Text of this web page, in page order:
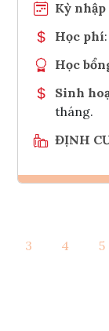
Kỳ nhập
Học phí:
Học
Sinh
tháng.
ĐỊNH
3 4 5